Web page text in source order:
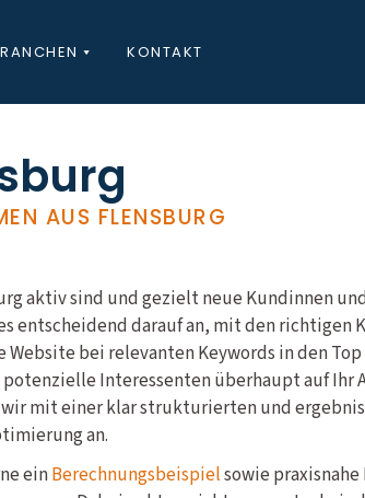
KONTAKT
AUS FLENSBURG
aktiv sind und gezielt neue Kundinnen
entscheidend darauf an, mit den richtigen
Website bei relevanten Keywords in den Top
Interessenten überhaupt auf Ihr
wir mit einer klar strukturierten und
an.
einBerechnungsbeispielsowie